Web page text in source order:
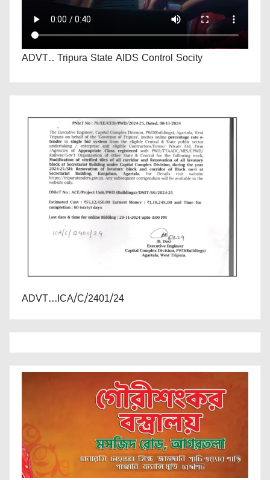
ADVT.. Tripura State AIDS Control Socity
ADVT...ICA/C/2401/24